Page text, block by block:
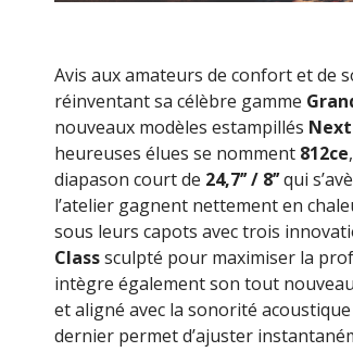
Avis aux amateurs de confort et de
réinventant sa célèbre gamme
nouveaux modèles estampillés
heureuses élues se nomment 812ce,
diapason court de 24,7’’ / 8’’qui
l’atelier gagnent nettement en
sous leurs capots avec trois
Classsculpté pour maximiser la
intègre également son tout
et aligné avec la sonorité
dernier permet d’ajuster